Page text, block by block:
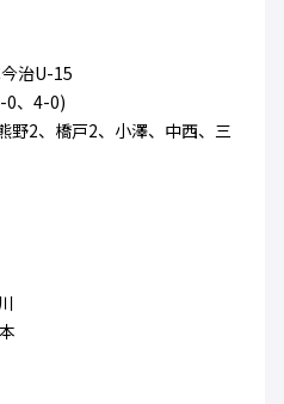
ガールズU-18
和歌山U-15
U-15
治U-15
、4-0)
2、橋戸2、小澤、中西、三